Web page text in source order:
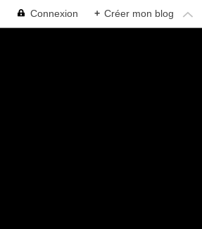
Connexion + Créer mon blog